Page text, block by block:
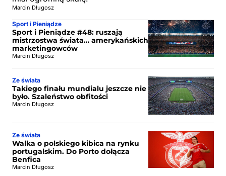
Marcin Długosz
Sport i Pieniądze
Sport i Pieniądze #48: ruszają
mistrzostwa świata… amerykańskich
marketingowców
Marcin Długosz
Ze świata
Takiego finału mundialu jeszcze nie
było. Szaleństwo obfitości
Marcin Długosz
Ze świata
Walka o polskiego kibica na rynku
portugalskim. Do Porto dołącza
Benfica
Marcin Długosz